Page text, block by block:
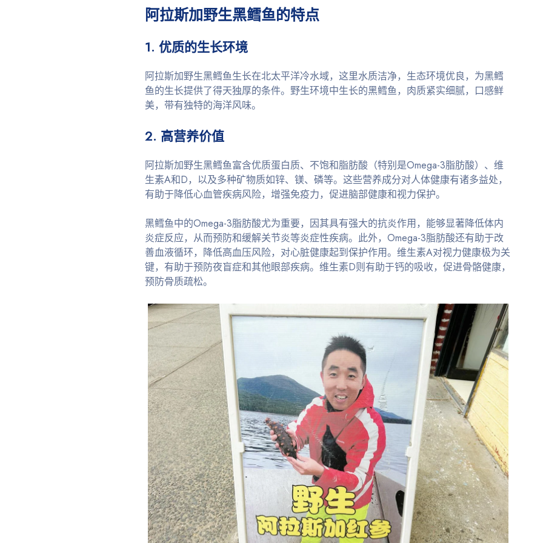
阿拉斯加野生黑鳕鱼的特点
1. 优质的生长环境
阿拉斯加野生黑鳕鱼生长在北太平洋冷水域，这里水质洁净，生态环境优良，为黑鳕
鱼的生长提供了得天独厚的条件。野生环境中生长的黑鳕鱼，肉质紧实细腻，口感鲜
美，带有独特的海洋风味。
2. 高营养价值
阿拉斯加野生黑鳕鱼富含优质蛋白质、不饱和脂肪酸（特别是Omega-3脂肪酸）、维
生素A和D，以及多种矿物质如锌、镁、磷等。这些营养成分对人体健康有诸多益处，
有助于降低心血管疾病风险，增强免疫力，促进脑部健康和视力保护。
黑鳕鱼中的Omega-3脂肪酸尤为重要，因其具有强大的抗炎作用，能够显著降低体内
炎症反应，从而预防和缓解关节炎等炎症性疾病。此外，Omega-3脂肪酸还有助于改
善血液循环，降低高血压风险，对心脏健康起到保护作用。维生素A对视力健康极为关
键，有助于预防夜盲症和其他眼部疾病。维生素D则有助于钙的吸收，促进骨骼健康，
预防骨质疏松。